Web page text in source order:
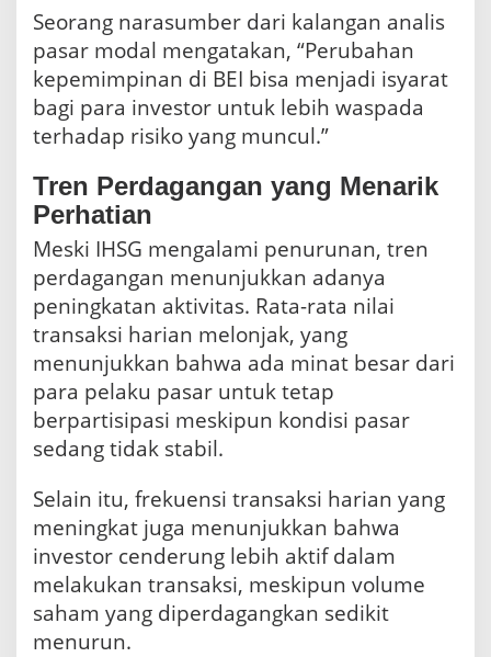
Seorang narasumber dari kalangan analis
pasar modal mengatakan, “Perubahan
kepemimpinan di BEI bisa menjadi isyarat
bagi para investor untuk lebih waspada
terhadap risiko yang muncul.”
Tren Perdagangan yang Menarik
Perhatian
Meski IHSG mengalami penurunan, tren
perdagangan menunjukkan adanya
peningkatan aktivitas. Rata-rata nilai
transaksi harian melonjak, yang
menunjukkan bahwa ada minat besar dari
para pelaku pasar untuk tetap
berpartisipasi meskipun kondisi pasar
sedang tidak stabil.
Selain itu, frekuensi transaksi harian yang
meningkat juga menunjukkan bahwa
investor cenderung lebih aktif dalam
melakukan transaksi, meskipun volume
saham yang diperdagangkan sedikit
menurun.